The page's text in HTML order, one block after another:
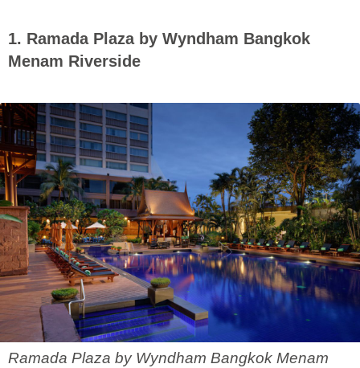
1. Ramada Plaza by Wyndham Bangkok
Menam Riverside
Ramada Plaza by Wyndham Bangkok Menam